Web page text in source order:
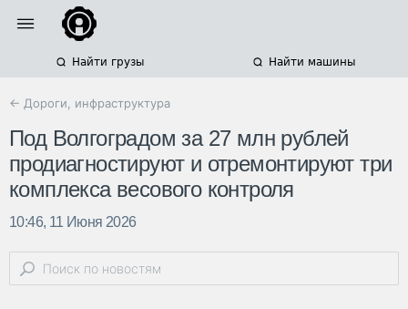
Найти грузы Найти машины
← Дороги, инфраструктура
Под Волгоградом за 27 млн рублей
продиагностируют и отремонтируют три
комплекса весового контроля
10:46, 11 Июня 2026